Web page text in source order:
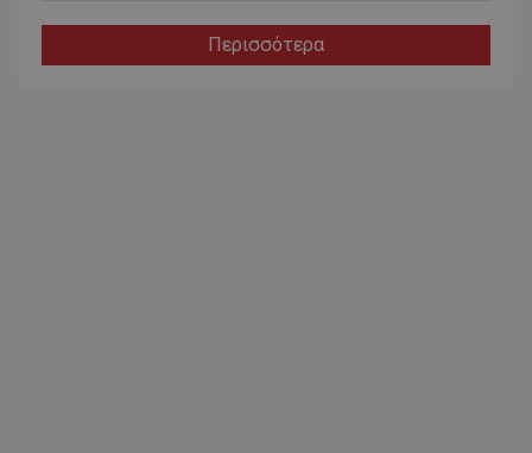
Περισσότερα